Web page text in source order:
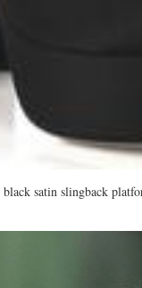
black satin slingback